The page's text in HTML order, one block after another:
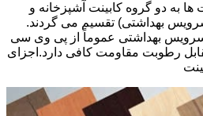
ها به دو گروه کابینت آشپزخانه و
بهداشتی) تقسیم می گردند.
سرویس بهداشتی عموماً از پی وی سی
رطوبت مقاومت کافی دارد.اجزای